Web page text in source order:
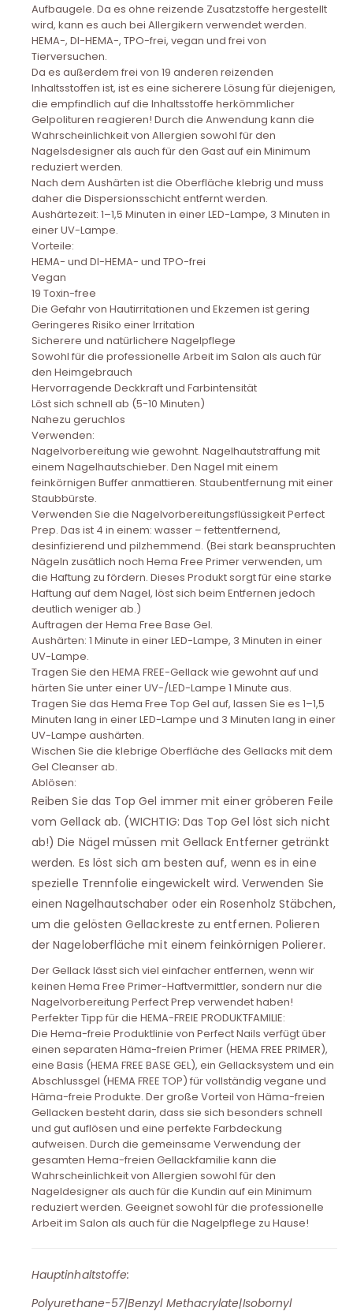
Aufbaugele. Da es ohne reizende Zusatzstoffe hergestellt
wird, kann es auch bei Allergikern verwendet werden.
HEMA-, DI-HEMA-, TPO-frei, vegan und frei von
Tierversuchen.
Da es außerdem frei von 19 anderen reizenden
Inhaltsstoffen ist, ist es eine sicherere Lösung für diejenigen,
die empfindlich auf die Inhaltsstoffe herkömmlicher
Gelpolituren reagieren! Durch die Anwendung kann die
Wahrscheinlichkeit von Allergien sowohl für den
Nagelsdesigner als auch für den Gast auf ein Minimum
reduziert werden.
Nach dem Aushärten ist die Oberfläche klebrig und muss
daher die Dispersionsschicht entfernt werden.
Aushärtezeit: 1–1,5 Minuten in einer LED-Lampe, 3 Minuten in
einer UV-Lampe.
Vorteile:
HEMA- und DI-HEMA- und TPO-frei
Vegan
19 Toxin-free
Die Gefahr von Hautirritationen und Ekzemen ist gering
Geringeres Risiko einer Irritation
Sicherere und natürlichere Nagelpflege
Sowohl für die professionelle Arbeit im Salon als auch für
den Heimgebrauch
Hervorragende Deckkraft und Farbintensität
Löst sich schnell ab (5-10 Minuten)
Nahezu geruchlos
Verwenden:
Nagelvorbereitung wie gewohnt. Nagelhautstraffung mit
einem Nagelhautschieber. Den Nagel mit einem
feinkörnigen Buffer anmattieren. Staubentfernung mit einer
Staubbürste.
Verwenden Sie die Nagelvorbereitungsflüssigkeit Perfect
Prep. Das ist 4 in einem: wasser – fettentfernend,
desinfizierend und pilzhemmend. (Bei stark beanspruchten
Nägeln zusätlich noch Hema Free Primer verwenden, um
die Haftung zu fördern. Dieses Produkt sorgt für eine starke
Haftung auf dem Nagel, löst sich beim Entfernen jedoch
deutlich weniger ab.)
Auftragen der Hema Free Base Gel.
Aushärten: 1 Minute in einer LED-Lampe, 3 Minuten in einer
UV-Lampe.
Tragen Sie den HEMA FREE-Gellack wie gewohnt auf und
härten Sie unter einer UV-/LED-Lampe 1 Minute aus.
Tragen Sie das Hema Free Top Gel auf, lassen Sie es 1–1,5
Minuten lang in einer LED-Lampe und 3 Minuten lang in einer
UV-Lampe aushärten.
Wischen Sie die klebrige Oberfläche des Gellacks mit dem
Gel Cleanser ab.
Ablösen:
Reiben Sie das Top Gel immer mit einer gröberen Feile
vom Gellack ab. (WICHTIG: Das Top Gel löst sich nicht
ab!) Die Nägel müssen mit Gellack Entferner getränkt
werden. Es löst sich am besten auf, wenn es in eine
spezielle Trennfolie eingewickelt wird. Verwenden Sie
einen Nagelhautschaber oder ein Rosenholz Stäbchen,
um die gelösten Gellackreste zu entfernen. Polieren
der Nageloberfläche mit einem feinkörnigen Polierer.
Der Gellack lässt sich viel einfacher entfernen, wenn wir
keinen Hema Free Primer-Haftvermittler, sondern nur die
Nagelvorbereitung Perfect Prep verwendet haben!
Perfekter Tipp für die HEMA-FREIE PRODUKTFAMILIE:
Die Hema-freie Produktlinie von Perfect Nails verfügt über
einen separaten Häma-freien Primer (HEMA FREE PRIMER),
eine Basis (HEMA FREE BASE GEL), ein Gellacksystem und ein
Abschlussgel (HEMA FREE TOP) für vollständig vegane und
Häma-freie Produkte. Der große Vorteil von Häma-freien
Gellacken besteht darin, dass sie sich besonders schnell
und gut auflösen und eine perfekte Farbdeckung
aufweisen. Durch die gemeinsame Verwendung der
gesamten Hema-freien Gellackfamilie kann die
Wahrscheinlichkeit von Allergien sowohl für den
Nageldesigner als auch für die Kundin auf ein Minimum
reduziert werden. Geeignet sowohl für die professionelle
Arbeit im Salon als auch für die Nagelpflege zu Hause!
Hauptinhaltstoffe:
Polyurethane-57|Benzyl Methacrylate|Isobornyl